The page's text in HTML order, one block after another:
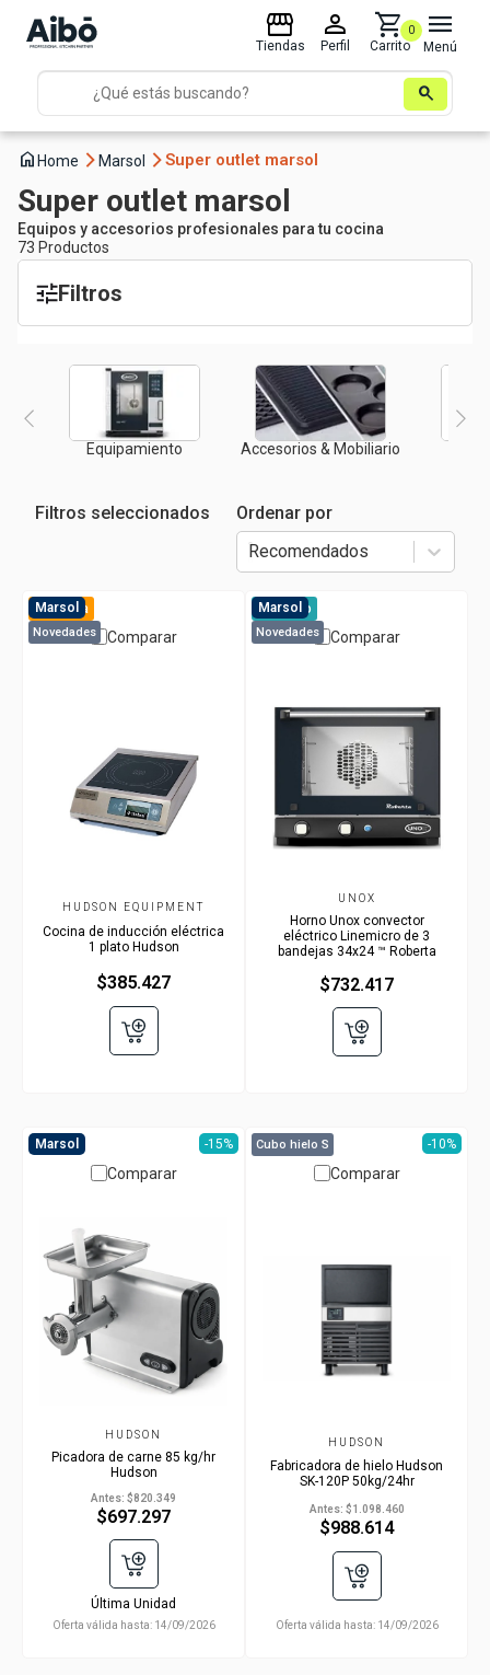
search
storefront
Tiendas
person
Perfil
shopping_cart
Carrito
0 menu
Menú
homeHome arrow_forward_iosMarsol arrow_forward_iosSuper outlet marsol
Super outlet marsol
Equipos y accesorios profesionales para tu cocina
73 Productos
Filtros
Equipamiento Accesorios & Mobiliario
Filtros seleccionados
Ordenar por
Recomendados
Comparar
Marsol
Preventa
Novedades
HUDSON EQUIPMENT
Cocina de inducción eléctrica
1 plato Hudson
$385.427
Comparar
Marsol
A pedido
Novedades
UNOX
Horno Unox convector
eléctrico Linemicro de 3
bandejas 34x24 ™ Roberta
$732.417
Comparar
Marsol -15%
HUDSON
Picadora de carne 85 kg/hr
Hudson
Antes: $820.349
$697.297
Última Unidad
Oferta válida hasta: 14/09/2026
Comparar
Marsol
Cubo hielo S -10%
HUDSON
Fabricadora de hielo Hudson
SK-120P 50kg/24hr
Antes: $1.098.460
$988.614
Oferta válida hasta: 14/09/2026